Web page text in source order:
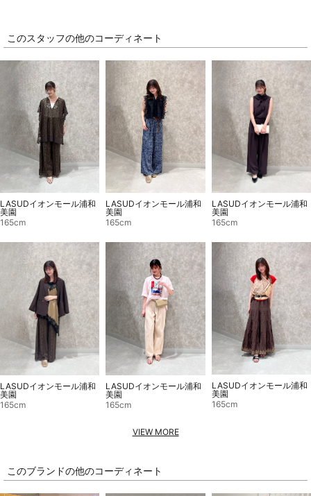
このスタッフの他のコーディネート
LASUDイオンモール浦和
美園
165cm
LASUDイオンモール浦和
美園
165cm
LASUDイオンモール浦和
美園
165cm
LASUDイオンモール浦和
美園
165cm
LASUDイオンモール浦和
美園
165cm
LASUDイオンモール浦和
美園
165cm
VIEW MORE
このブランドの他のコーディネート